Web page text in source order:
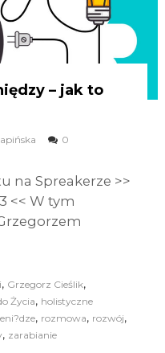
– jak to
0
na Spreakerze >>
<< W tym
, Grzegorz Cieślik,
Życia, holistyczne
, rozmowa, rozwój,
, zarabianie